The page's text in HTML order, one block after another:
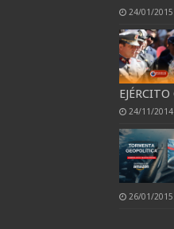
24/01/2015
24/11/2014
26/01/2015